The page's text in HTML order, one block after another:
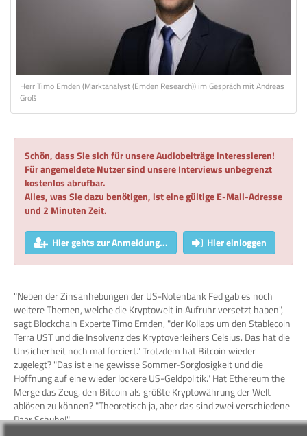
Herr Timo Emden (Marktanalyst (Emden Research)) im Gespräch mit Andreas
Groß
Schön, dass Sie sich für unsere Audiobeiträge interessieren!
Für angemeldete Nutzer sind unsere Interviews unbegrenzt
kostenlos abrufbar.
Alles, was Sie dazu benötigen, ist eine gültige E-Mail-Adresse
und 2 Minuten Zeit.
Hier gehts zur Anmeldung... Hier einloggen
"Neben der Zinsanhebungen der US-Notenbank Fed gab es noch
weitere Themen, welche die Kryptowelt in Aufruhr versetzt haben",
sagt Blockchain Experte Timo Emden, "der Kollaps um den Stablecoin
Terra UST und die Insolvenz des Kryptoverleihers Celsius. Das hat die
Unsicherheit noch mal forciert." Trotzdem hat Bitcoin wieder
zugelegt? "Das ist eine gewisse Sommer-Sorglosigkeit und die
Hoffnung auf eine wieder lockere US-Geldpolitik." Hat Ethereum the
Merge das Zeug, den Bitcoin als größte Kryptowährung der Welt
ablösen zu können? "Theoretisch ja, aber das sind zwei verschiedene
Paar Schuhe!"